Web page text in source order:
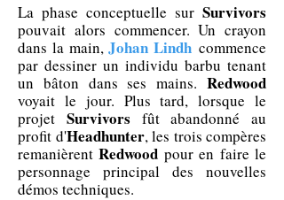
La phase conceptuelle sur Survivors
pouvait alors commencer. Un crayon
dans la main,Johan Lindh commence
par dessiner un individu barbu tenant
un bâton dans ses mains. Redwood
voyait le jour. Plus tard, lorsque le
projet Survivors fût abandonné au
profit d'Headhunter, les trois compères
remanièrentRedwood pour en faire le
personnage principal des nouvelles
démos techniques.